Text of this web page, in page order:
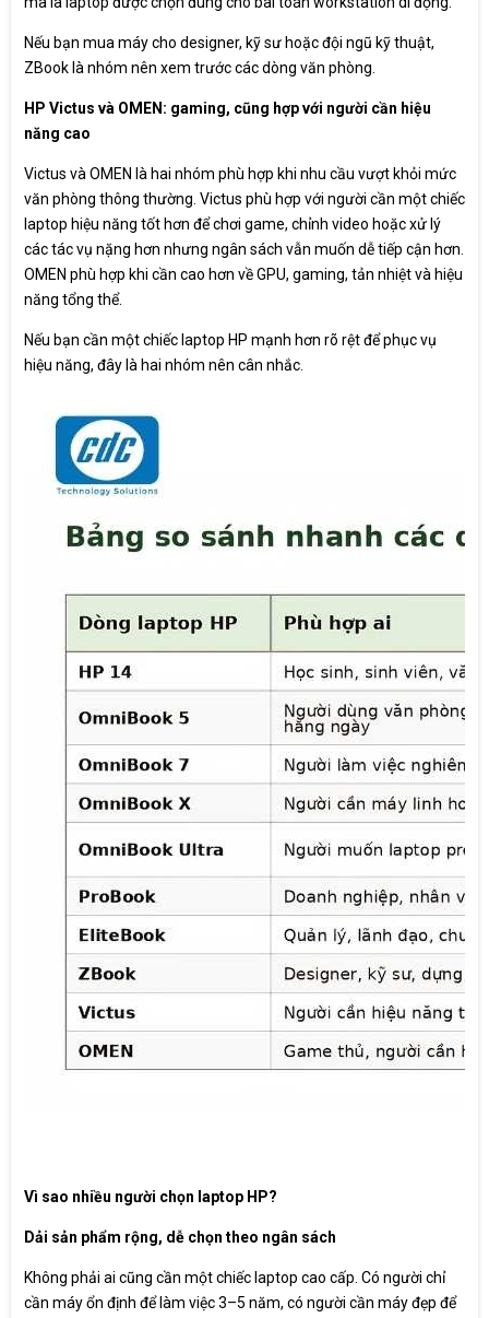
Nếu bạn mua máy cho designer, kỹ sư hoặc đội ngũ kỹ thuật,
ZBook là nhóm nên xem trước các dòng văn phòng.
HP Victus và OMEN: gaming, cũng hợp với người cần hiệu
năng cao
Victus và OMEN là hai nhóm phù hợp khi nhu cầu vượt khỏi mức
văn phòng thông thường. Victus phù hợp với người cần một chiếc
laptop hiệu năng tốt hơn để chơi game, chỉnh video hoặc xử lý
các tác vụ nặng hơn nhưng ngân sách vẫn muốn dễ tiếp cận hơn.
OMEN phù hợp khi cần cao hơn về GPU, gaming, tản nhiệt và hiệu
năng tổng thể.
Nếu bạn cần một chiếc laptop HP mạnh hơn rõ rệt để phục vụ
hiệu năng, đây là hai nhóm nên cân nhắc.
Vì sao nhiều người chọn laptop HP?
Dải sản phẩm rộng, dễ chọn theo ngân sách
Không phải ai cũng cần một chiếc laptop cao cấp. Có người chỉ
cần máy ổn định để làm việc 3–5 năm, có người cần máy đẹp để